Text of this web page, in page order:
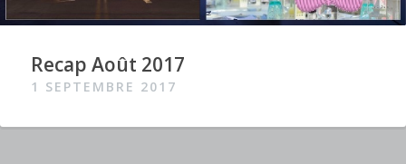
Recap Août 2017
1 SEPTEMBRE 2017